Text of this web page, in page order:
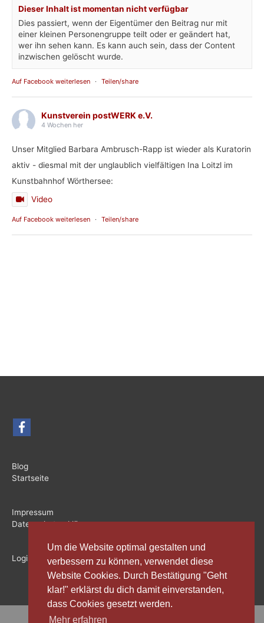
Um die Website optimal gestalten und
verbessern zu können, verwendet diese
Website Cookies. Durch Bestätigung "Geht
klar!" erklärst du dich damit einverstanden,
dass Cookies gesetzt werden.
Mehr erfahren
Dieser Inhalt ist momentan nicht verfügbar
Dies passiert, wenn der Eigentümer den Beitrag nur mit
einer kleinen Personengruppe teilt oder er geändert hat,
wer ihn sehen kann. Es kann auch sein, dass der Content
inzwischen gelöscht wurde.
Auf Facebook weiterlesen · Teilen/share
Kunstverein postWERK e.V.
4 Wochen her
Unser Mitglied Barbara Ambrusch-Rapp ist wieder als Kuratorin
aktiv - diesmal mit der unglaublich vielfältigen Ina Loitzl im
Kunstbahnhof Wörthersee:
Video
Auf Facebook weiterlesen · Teilen/share
Blog
Startseite
Impressum
Datenschutzerklärung
Login